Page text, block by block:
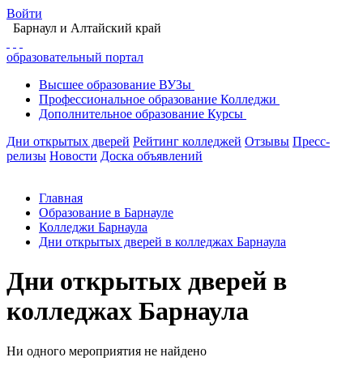
Войти
Барнаул и Алтайский край
образовательный портал
Высшее образование ВУЗы
Профессиональное образование Колледжи
Дополнительное образование Курсы
Дни открытых дверей Рейтинг колледжей Отзывы Пресс-
релизы Новости Доска объявлений
Главная
Образование в Барнауле
Колледжи Барнаула
Дни открытых дверей в колледжах Барнаула
Дни открытых дверей в
колледжах Барнаула
Ни одного мероприятия не найдено